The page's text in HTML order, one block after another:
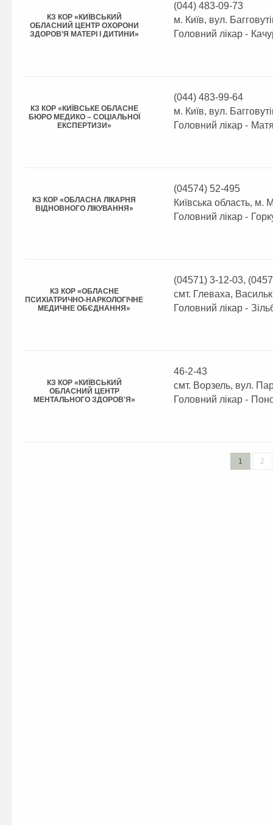
КЗ КОР «КИЇВСЬКИЙ
ОБЛАСНИЙ ЦЕНТР ОХОРОНИ
ЗДОРОВ’Я МАТЕРІ І ДИТИНИ»
(044) 483-09-73
м. Київ, вул.
Головний лікар -
КЗ КОР «КИЇВСЬКЕ ОБЛАСНЕ
БЮРО МЕДИКО – СОЦІАЛЬНОЇ
ЕКСПЕРТИЗИ»
(044) 483-99-64
м. Київ, вул.
Головний лікар -
КЗ КОР «ОБЛАСНА ЛІКАРНЯ
ВІДНОВНОГО ЛІКУВАННЯ»
(04574) 52-495
Київська область,
Головний лікар -
КЗ КОР «ОБЛАСНЕ
ПСИХІАТРИЧНО-НАРКОЛОГІЧНЕ
МЕДИЧНЕ ОБЄДНАННЯ»
(04571) 3-12-03,
смт. Глеваха,
Головний лікар -
КЗ КОР «КИЇВСЬКИЙ
ОБЛАСНИЙ ЦЕНТР
МЕНТАЛЬНОГО ЗДОРОВ'Я»
46-2-43
смт. Ворзель, вул.
Головний лікар -
1 2